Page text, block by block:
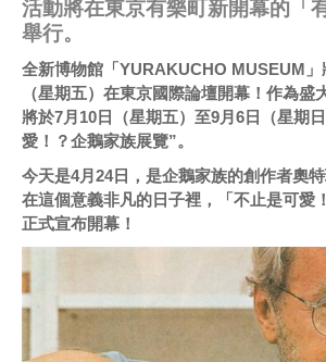
活動將在東京有樂町新開幕的「
舉行。
全新博物館「YURAKUCHO MUSEUM」
（星期五）在東京國際論壇開幕！作為盛
將於7月10日（星期五）至9月6日（星期
愛！？企鵝家族展覽”。
今天是4月24日，是企鵝家族的創作者奧
在這個意義非凡的日子裡，「不止是可愛
正式宣布開幕！